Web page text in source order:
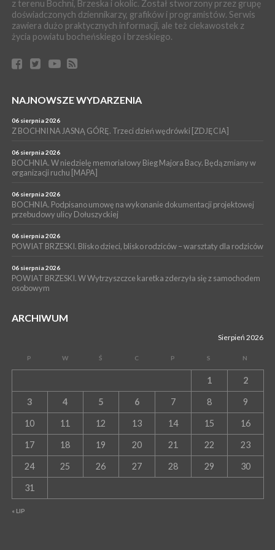
zabrał dziecko do szpitala w Krakowie
PIELGRZYMKA 2026
04 sierpnia 2026
[ZDJĘCIA]
BRZESKO. Śledczy wyjaśniają, jak doszło do śmierci 32-letniego
WYDARZENIA
BOCHNIA. Rusza Gospelowe Lato. To będą cztery dni radosnej
muzyki [PROGRAM KONCERTÓW]
z terenu Bochni, Brzeska i okolic. Został stworzony przez grupę
doświadczonych dziennikarzy, grafików i programistów. Serwis
zawiera dużo praktycznych informacji, ale też ciekawostek z
życia powiatu bocheńskiego i brzeskiego.
NAJNOWSZE WYDARZENIA
06 sierpnia 2026
Z BOCHNI NA JASNĄ GÓRĘ. Trzeci dzień wędrówki [ZDJĘCIA]
06 sierpnia 2026
BOCHNIA. W niedzielę memoriałowy Bieg Majora Bacy. Będą zmiany w
organizacji ruchu [MAPA]
06 sierpnia 2026
BOCHNIA. Podpisano umowę na wykonanie dokumentacji projektowej
przebudowy ulicy Dołuszyckiej
06 sierpnia 2026
POWIAT BRZESKI. Blisko dzieci, blisko rodziców – warsztaty dla rodziców
06 sierpnia 2026
POWIAT BRZESKI. W Wytrzyszczce karetka zderzyła się z samochodem
osobowym
ARCHIWUM
Sierpień 2026
P W Ś C P S N
« LIP
1 2
3 4 5 6 7 8 9
10 11 12 13 14 15 16
17 18 19 20 21 22 23
24 25 26 27 28 29 30
31